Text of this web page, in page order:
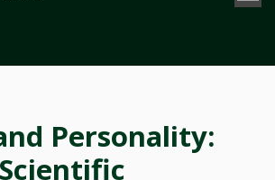
Personality: